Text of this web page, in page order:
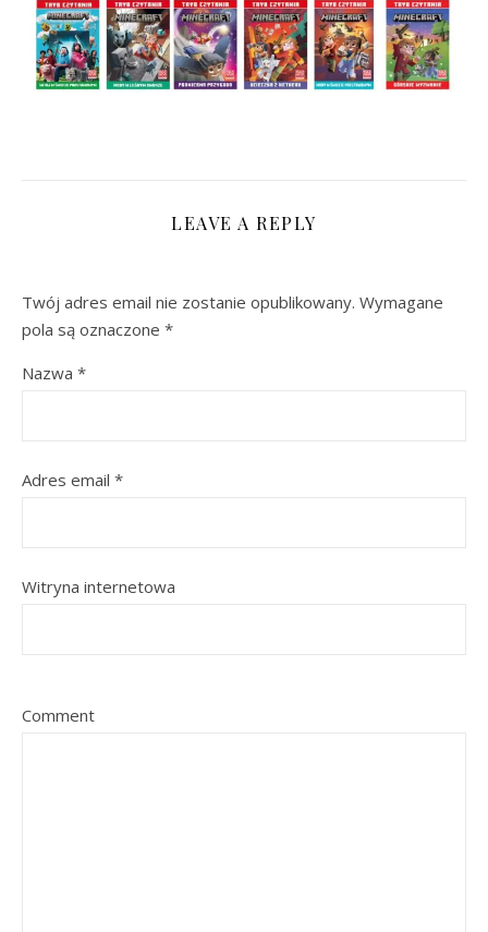
LEAVE A REPLY
Twój adres email nie zostanie opublikowany. Wymagane
pola są oznaczone *
Nazwa *
Adres email *
Witryna internetowa
Comment